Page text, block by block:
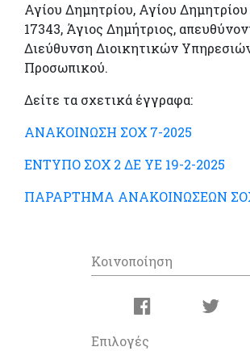
Αγίου Δημητρίου, Αγίου
17343, Άγιος Δημήτριος,
Διεύθυνση Διοικητικών
Προσωπικού.
Δείτε τα σχετικά έγγραφα:
ΑΝΑΚΟΙΝΩΣΗ ΣΟΧ 7-2025
ΕΝΤΥΠΟ ΣΟΧ 2 ΔΕ ΥΕ 19-2-2025
ΠΑΡΑΡΤΗΜΑ ΑΝΑΚΟΙΝΩΣΕΩΝ ΣΟΧ
Κοινοποίηση
Επιλογές